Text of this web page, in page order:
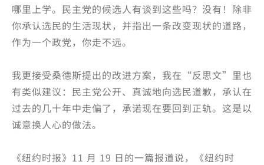
哪里上学。民主党的候选人有谈到这些吗？没有！除非
你承认选民的生活现状，并指出一条改变现状的道路，
作为一个政党，你走不远。
我更接受桑德斯提出的改进方案，我在“反思文”里也
有类似建议：民主党公开、真诚地向选民道歉，承认在
过去的几十年中走偏了，承诺现在要回到正轨。这是以
诚意换人心的做法。
《纽约时报》11 月 19 日的一篇报道说，《纽约时